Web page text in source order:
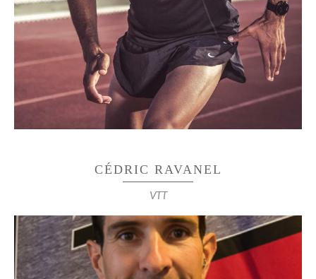
3000m steeple (Areva Paris et Herculis Monaco)
performance : 8’25’’
3e performance Française sur steeple (derrière
Mekhissi et Kowal) 8’29’’
2016 – 5e des championnat de France 10km piste
(29’35’’)
CÉDRIC RAVANEL
VTT
DOUBLE CHAMPION DE FRANCE MASTERS EN
ENDURO ET DESCENTE